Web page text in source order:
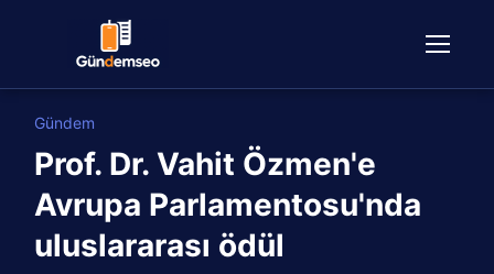
Gündem
Prof. Dr. Vahit Özmen'e
Avrupa Parlamentosu'nda
uluslararası ödül